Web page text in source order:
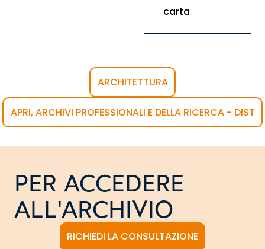
carta
ARCHITETTURA
APRI, ARCHIVI PROFESSIONALI E DELLA RICERCA - DIST
PER ACCEDERE
ALL'ARCHIVIO
RICHIEDI LA CONSULTAZIONE